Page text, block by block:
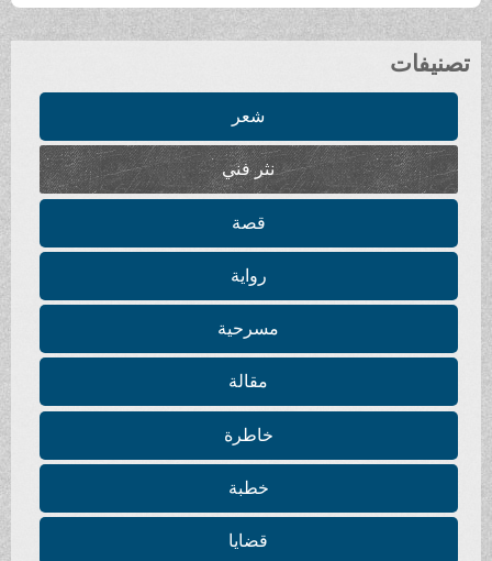
تصنيفات
شعر
نثر فني
قصة
رواية
مسرحية
مقالة
خاطرة
خطبة
قضايا